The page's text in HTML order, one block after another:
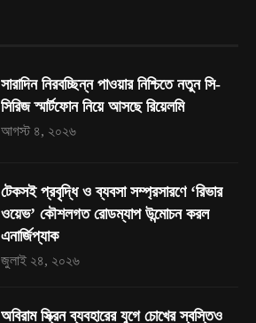
সারাদিন নিরবচ্ছিন্ন পাওয়ার নিশ্চিতে নতুন সি-
সিরিজ স্মার্টফোন নিয়ে আসছে রিয়েলমি
আগস্ট ৪, ২০২৬
টেকসই প্রবৃদ্ধি ও ব্যবসা সম্প্রসারণে ‘রিভার
ওয়েভ’ কৌশলগত রোডম্যাপ উন্মোচন করল
এনার্জিপ্যাক
জুলাই ২৪, ২০২৬
অবিরাম স্ক্রিন ব্যবহারের যুগে চোখের স্বস্তিও